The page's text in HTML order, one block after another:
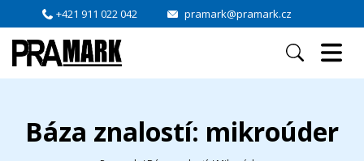
+421 911 022 042 pramark@pramark.cz
Báza znalostí: mikroúder